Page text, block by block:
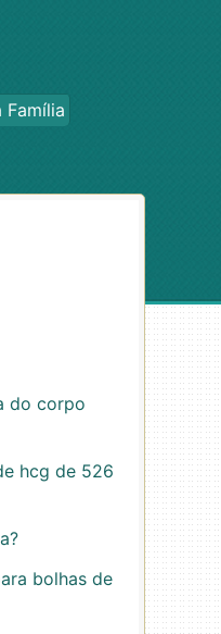
Família
do corpo
hcg de 526
bolhas de